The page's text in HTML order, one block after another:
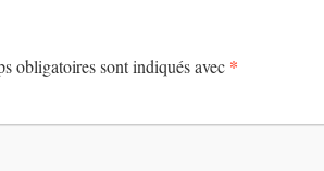
obligatoires sont indiqués avec *